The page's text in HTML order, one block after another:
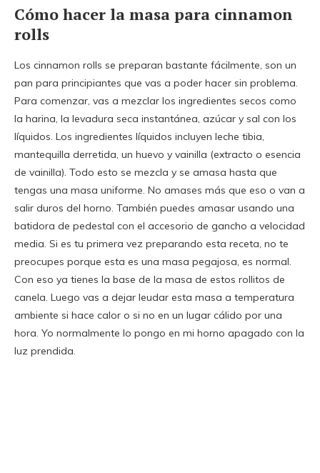
Cómo hacer la masa para cinnamon
rolls
Los cinnamon rolls se preparan bastante fácilmente, son un
pan para principiantes que vas a poder hacer sin problema.
Para comenzar, vas a mezclar los ingredientes secos como
la harina, la levadura seca instantánea, azúcar y sal con los
líquidos. Los ingredientes líquidos incluyen leche tibia,
mantequilla derretida, un huevo y vainilla (extracto o esencia
de vainilla). Todo esto se mezcla y se amasa hasta que
tengas una masa uniforme. No amases más que eso o van a
salir duros del horno. También puedes amasar usando una
batidora de pedestal con el accesorio de gancho a velocidad
media. Si es tu primera vez preparando esta receta, no te
preocupes porque esta es una masa pegajosa, es normal.
Con eso ya tienes la base de la masa de estos rollitos de
canela. Luego vas a dejar leudar esta masa a temperatura
ambiente si hace calor o si no en un lugar cálido por una
hora. Yo normalmente lo pongo en mi horno apagado con la
luz prendida.